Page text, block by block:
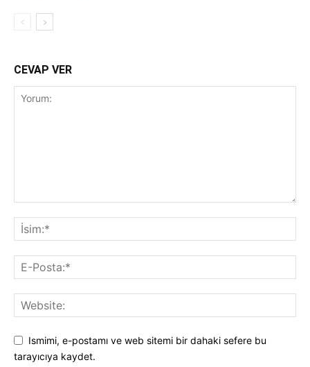
CEVAP VER
Ismimi, e-postamı ve web sitemi bir dahaki sefere bu
tarayıcıya kaydet.